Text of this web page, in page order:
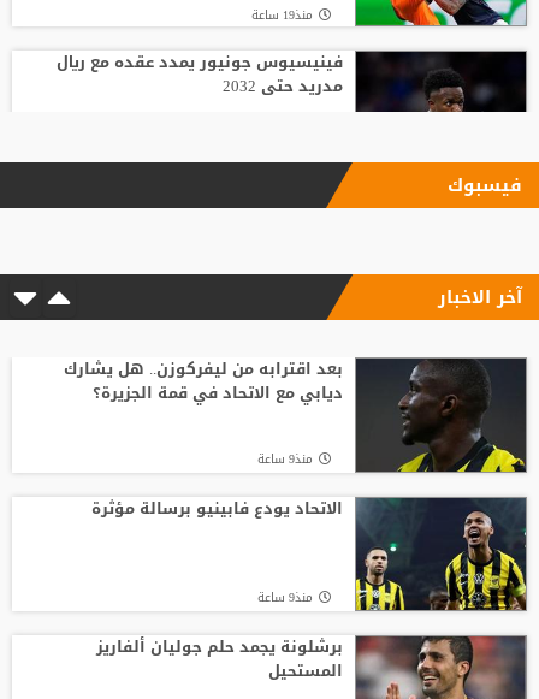
منذ19 ساعة
فينيسيوس جونيور يمدد عقده مع ريال
مدريد حتى 2032
بعد رفض السعودية.. نادٍ فرنسي يتوصل
رودري يحسم قراره ويختار وجهته المقبلة
تصريح رسمي يعقد مهمة برشلونة في
صفقة المستقبل
صدام في تدريبات أتلتيكو.. ألفاريز يطالب
سيميوني بتسهيل رحيله لبرشلونة
فيسبوك
آخر الاخبار
بعد اقترابه من ليفركوزن.. هل يشارك
ديابي مع الاتحاد في قمة الجزيرة؟
منذ9 ساعة
الاتحاد يودع فابينيو برسالة مؤثرة
منذ9 ساعة
برشلونة يجمد حلم جوليان ألفاريز
المستحيل